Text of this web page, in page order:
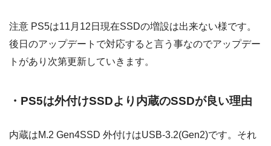
注意 PS5は11月12日現在SSDの増設は出来ない様です。
後日のアップデートで対応すると言う事なのでアップデー
トがあり次第更新していきます。
・PS5は外付けSSDより内蔵のSSDが良い理由
内蔵はM.2 Gen4SSD 外付けはUSB-3.2(Gen2)です。それ